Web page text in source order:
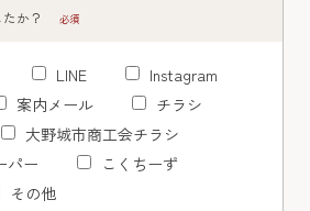
か？ 必須
LINE
Instagram
案内メール
チラシ
大野城市商工会チラシ
パー
こくちーず
その他